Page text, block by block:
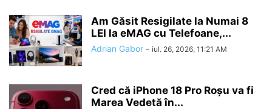
Am Găsit Resigilate la Numai 8
LEI la eMAG cu Telefoane,...
Adrian Gabor - iul. 26, 2026, 11:21 AM
Cred că iPhone 18 Pro Roșu va fi
Marea Vedetă în...